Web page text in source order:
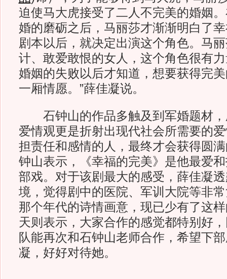
迫使马大虎接受了二人不完美的婚姻
婚的磨砺之后，马丽莎才渐渐明白了
剧本以后，就决定出演这个角色。马
计、敢爱敢恨的女人，这个角色很有
婚姻的失败以后才知道，想要获得完
一厢情愿。”薛佳凝说。
石钟山的作品多触及到军婚题材，
爱情观更是折射出现代社会所需要的
担责任和感情的人，最终才会获得圆
钟山表示，《幸福的完美》是他最爱
部戏。对于该剧最大的感受，薛佳凝
境，觉得剧中的医院、军训大院等非
那个年代的诗情画意，现已少有了这
天则表示，大家合作的感觉都特别好
队能再次和石钟山老师合作，希望下部
凝，好好对待她。